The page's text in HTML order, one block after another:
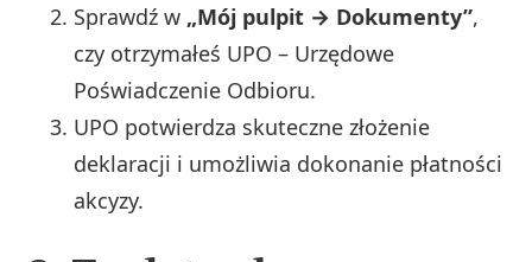
Sprawdź w „Mój pulpit → Dokumenty”,
czy otrzymałeś UPO – Urzędowe
Poświadczenie Odbioru.
UPO potwierdza skuteczne złożenie
deklaracji i umożliwia dokonanie płatności
akcyzy.